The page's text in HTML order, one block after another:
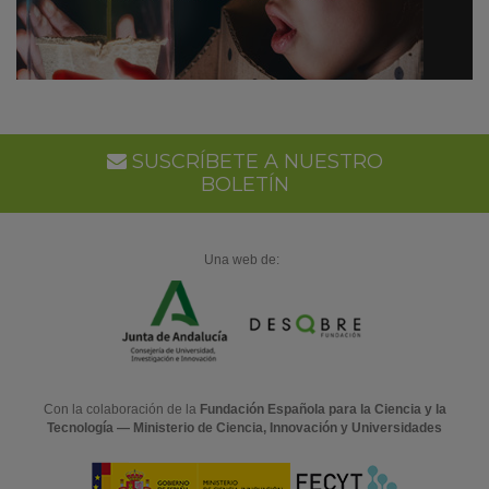
SUSCRÍBETE A NUESTRO
BOLETÍN
Una web de:
Con la colaboración de la Fundación Española para la Ciencia y la
Tecnología — Ministerio de Ciencia, Innovación y Universidades